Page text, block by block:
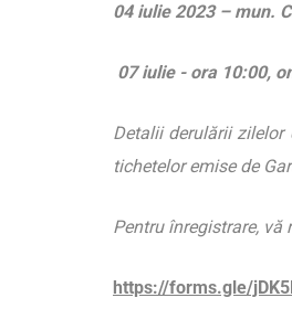
04 iulie 2023 – mun.
07 iulie - ora 10:00,
Detalii derulării
tichetelor emise de
Pentru înregistrare,
https://forms.gle/